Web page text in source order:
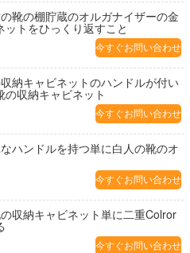
靴の棚貯蔵のオルガナイザーの金
ットをひっくり返すこと
今すぐお問い合わせ
納キャビネットのハンドルが付い
の収納キャビネット
今すぐお問い合わせ
ハンドルを持つ単に白人の靴のオ
今すぐお問い合わせ
収納キャビネット単に二重Colror
今すぐお問い合わせ